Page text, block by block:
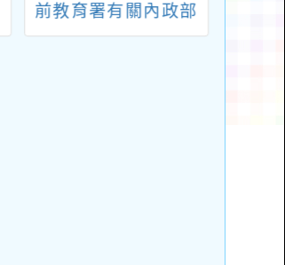
前教育署有關內政部
辦理之「第1屆儲互盃